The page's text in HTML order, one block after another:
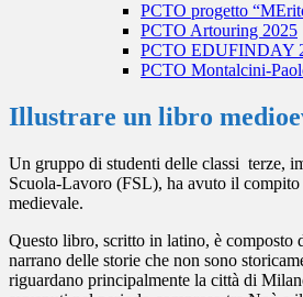
PCTO progetto
PCTO Artouring 2025
PCTO EDUFINDAY
PCTO Montalcini-
Illustrare un libro
Un gruppo di studenti delle classi terze,
Scuola-Lavoro (FSL), ha avuto il
medievale.
Questo libro, scritto in latino, è composto
narrano delle storie che non sono
riguardano principalmente la città di